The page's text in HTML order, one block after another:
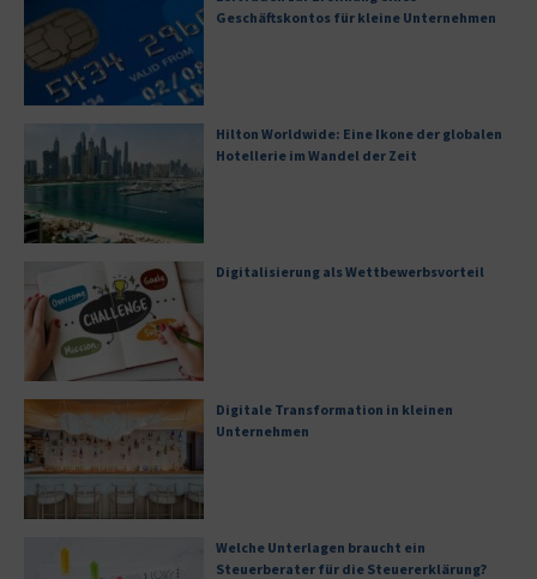
Geschäftskontos für kleine Unternehmen
Hilton Worldwide: Eine Ikone der globalen
Hotellerie im Wandel der Zeit
Digitalisierung als Wettbewerbsvorteil
Digitale Transformation in kleinen
Unternehmen
Welche Unterlagen braucht ein
Steuerberater für die Steuererklärung?